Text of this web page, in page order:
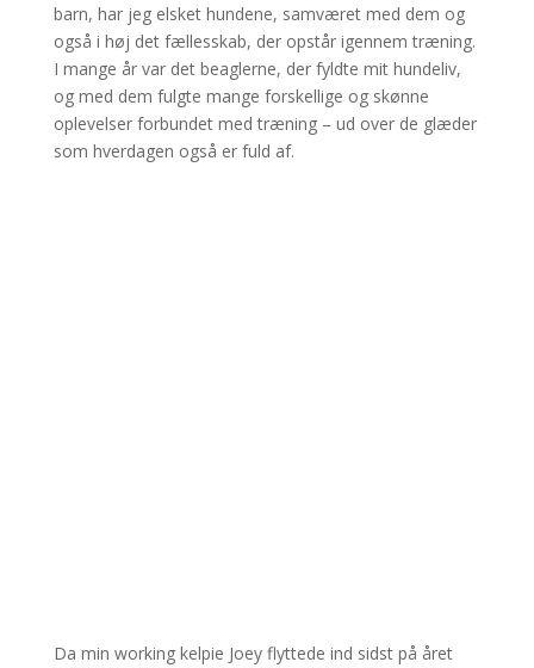
barn, har jeg elsket hundene, samværet med dem og
også i høj det fællesskab, der opstår igennem træning.
I mange år var det beaglerne, der fyldte mit hundeliv,
og med dem fulgte mange forskellige og skønne
oplevelser forbundet med træning – ud over de glæder
som hverdagen også er fuld af.
Da min working kelpie Joey flyttede ind sidst på året